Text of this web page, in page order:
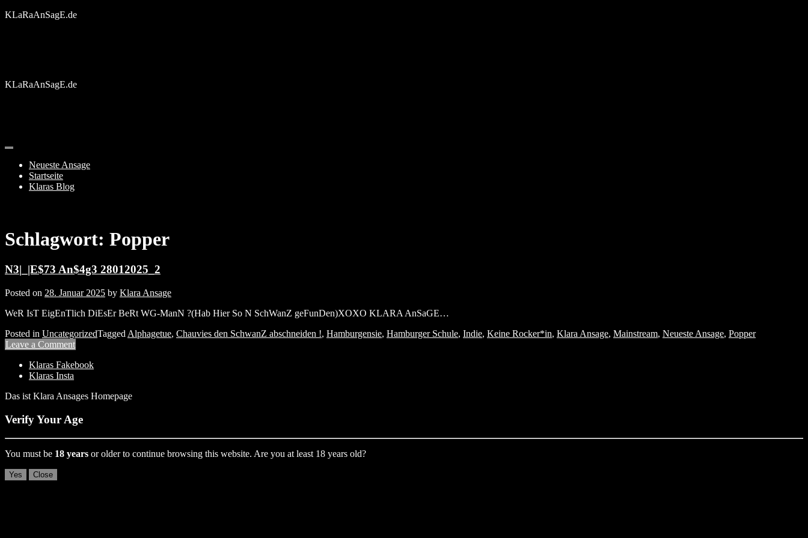
Skip
KLaRaAnSagE.de
KLaRaAnSagE.de
Neueste Ansage
Startseite
Klaras Blog
Schlagwort: Popper
N3|_|E$73 An$4g3 28012025_2
Posted on 28. Januar 2025 by Klara Ansage
WeR IsT EigEnTlich DiEsEr BeRt WG-ManN ?(Hab Hier So N SchWanZ geFunDen)XOXO KLARA AnSaGE…
Posted in UncategorizedTagged Alphagetue, Chauvies den SchwanZ abschneiden !, Hamburgensie, Hamburger Schule, Indie, Keine Rocker*in, Klara Ansage, Mainstream, Neueste Ansage, Popper
Leave a Comment
Klaras Fakebook
Klaras Insta
Das ist Klara Ansages Homepage
Verify Your Age
You must be 18 years or older to continue browsing this website. Are you at least 18 years old?
Yes Close